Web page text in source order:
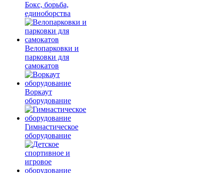
Бокс, борьба,
единоборства
Велопарковки и
парковки для
самокатов
Воркаут
оборудование
Гимнастическое
оборудование